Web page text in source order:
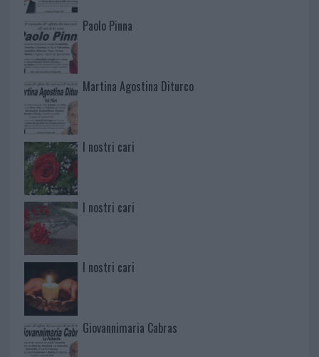
Paolo Pinna
Martina Agostina Diturco
I nostri cari
I nostri cari
I nostri cari
Giovannimaria Cabras